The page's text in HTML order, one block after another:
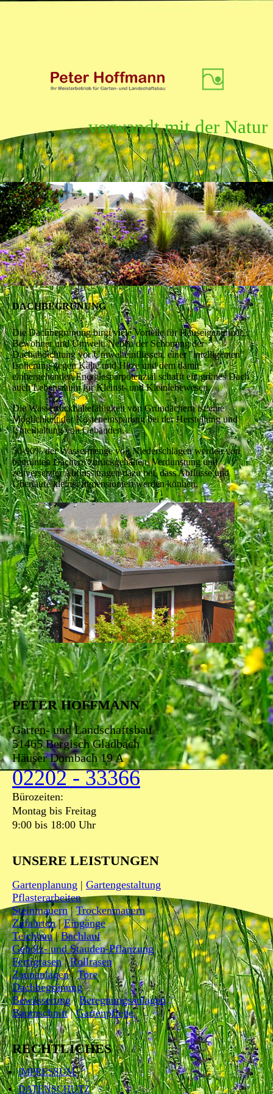
… verwandt mit der Natur
DACHBEGRÜNUNG
Die Dachbegrünung birgt viele Vorteile für Hauseigentümer,
Bewohner und Umwelt. Neben der Schonung der
Dachabdichtung vor Umwelteinflüssen, einer "intelligenten"
Isolierung gegen Kälte und Hitze und dem damit
einhergehenden Energiesparpotenzial schafft ein grünes Dach
auch Lebensraum für Kleinst- und Kleinlebewesen.
Die Wasserrückhaltefähigkeit von Gründächern ist eine
Möglichkeit der Kosteneinsparung bei der Herstellung und
Unterhaltung von Gebäuden.
50-90% der Wassermenge von Niederschlägen werden von
begrünten Dächern zurückgehalten. Verdunstung und
zeitversetzter Abfluss tragen dazu bei, dass Abflüsse und
Überläufe kleiner dimensioniert werden können.
PETER HOFFMANN
Garten- und Landschaftsbau
51465 Bergisch Gladbach
Häuser Dombach 19 A
02202 - 33366
Bürozeiten:
Montag bis Freitag
9:00 bis 18:00 Uhr
UNSERE LEISTUNGEN
Gartenplanung | Gartengestaltung
Pflasterarbeiten
Steinmauern|Trockenmauern
Zufahrten|Eingänge
Teichbau|Bachlauf
Gehölz- und Stauden-Pflanzung
Fertigrasen|Rollrasen
Zaunanlagen|Tore
Dachbegrünung
Bewässerung|Beregnungsanlagen
Baumschnitt|Gartenpflege
RECHTLICHES
IMPRESSUM
DATENSCHUTZ